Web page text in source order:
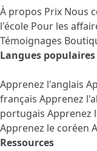
À propos Prix Nous
l'école Pour les
Témoignages
Langues populaires
Apprenez l'anglais
français Apprenez
portugais Apprenez
Apprenez le coréen
Ressources